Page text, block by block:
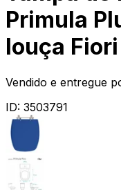
Primula
louça
Vendido e entregue
ID: 3503791